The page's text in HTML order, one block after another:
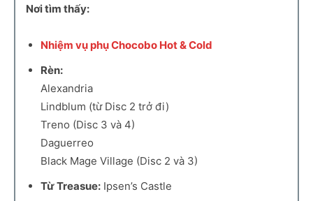
Nơi tìm thấy:
Nhiệm vụ phụ Chocobo Hot & Cold
Rèn:
Alexandria
Lindblum (từ Disc 2 trở đi)
Treno (Disc 3 và 4)
Daguerreo
Black Mage Village (Disc 2 và 3)
Từ Treasue: Ipsen’s Castle